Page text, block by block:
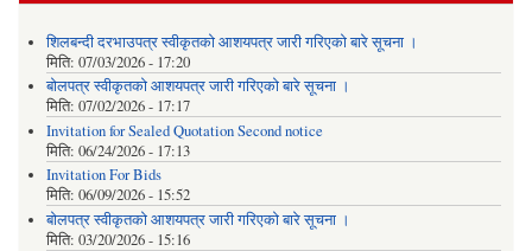
शिलबन्दी दरभाउपत्र स्वीकृतको आशयपत्र जारी गरिएको बारे सूचना ।
मिति: 07/03/2026 - 17:20
बोलपत्र स्वीकृतको आशयपत्र जारी गरिएको बारे सूचना ।
मिति: 07/02/2026 - 17:17
Invitation for Sealed Quotation Second notice
मिति: 06/24/2026 - 17:13
Invitation For Bids
मिति: 06/09/2026 - 15:52
बोलपत्र स्वीकृतको आशयपत्र जारी गरिएको बारे सूचना ।
मिति: 03/20/2026 - 15:16